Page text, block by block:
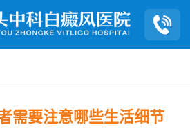
需要注意哪些生活细节